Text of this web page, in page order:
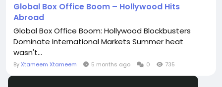
Global Box Office Boom – Hollywood Hits
Abroad
Global Box Office Boom: Hollywood Blockbusters
Dominate International Markets Summer heat
wasn't...
ByXtameem Xtameem 5 months ago 0 735